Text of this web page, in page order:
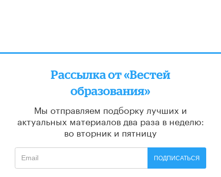
Рассылка от «Вестей
образования»
Мы отправляем подборку лучших и
актуальных материалов два раза в неделю:
во вторник и пятницу
ПОДПИСАТЬСЯ